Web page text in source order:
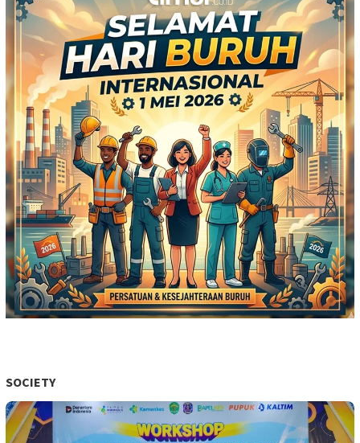
SOCIETY